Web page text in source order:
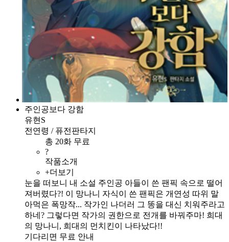
주인공보다 강함
유현S
전연령 / 퓨전판타지
총 20화 무료
?
작품소개
+더보기
눈을 떠보니 내 소설 주인공 아들이 쓴 팬픽 속으로 떨어
져버렸다?! 이 망나니 자식이 쓴 팬픽은 개연성 따위 말
아먹은 폭망작... 작가인 나더러 그 똥을 대신 치워주라고
하네? 그렇다면 작가의 권한으로 전개를 바꿔주마! 희대
의 망나니, 희대의 먼치킨이 나타났다!!
기다리면 무료 안내